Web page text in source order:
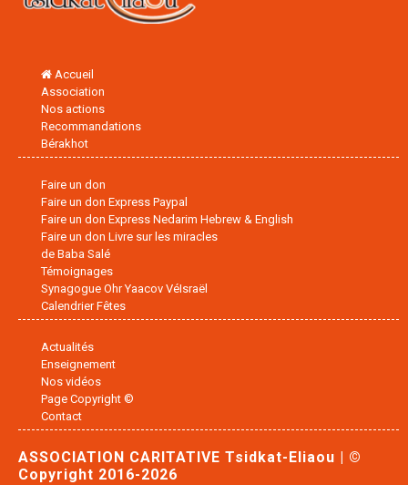
Accueil
Association
Nos actions
Recommandations
Bérakhot
Faire un don
Faire un don Express Paypal
Faire un don Express Nedarim Hebrew & English
Faire un don Livre sur les miracles
de Baba Salé
Témoignages
Synagogue Ohr Yaacov VéIsraël
Calendrier Fêtes
Actualités
Enseignement
Nos vidéos
Page Copyright ©
Contact
ASSOCIATION CARITATIVE Tsidkat-Eliaou | ©
Copyright 2016-2026